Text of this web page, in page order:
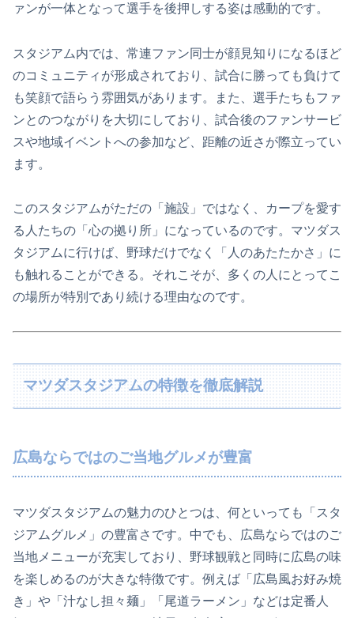
ァンが一体となって選手を後押しする姿は感動的です。
スタジアム内では、常連ファン同士が顔見知りになるほど
のコミュニティが形成されており、試合に勝っても負けて
も笑顔で語らう雰囲気があります。また、選手たちもファ
ンとのつながりを大切にしており、試合後のファンサービ
スや地域イベントへの参加など、距離の近さが際立ってい
ます。
このスタジアムがただの「施設」ではなく、カープを愛す
る人たちの「心の拠り所」になっているのです。マツダス
タジアムに行けば、野球だけでなく「人のあたたかさ」に
も触れることができる。それこそが、多くの人にとってこ
の場所が特別であり続ける理由なのです。
マツダスタジアムの特徴を徹底解説
広島ならではのご当地グルメが豊富
マツダスタジアムの魅力のひとつは、何といっても「スタ
ジアムグルメ」の豊富さです。中でも、広島ならではのご
当地メニューが充実しており、野球観戦と同時に広島の味
を楽しめるのが大きな特徴です。例えば「広島風お好み焼
き」や「汁なし担々麺」「尾道ラーメン」などは定番人